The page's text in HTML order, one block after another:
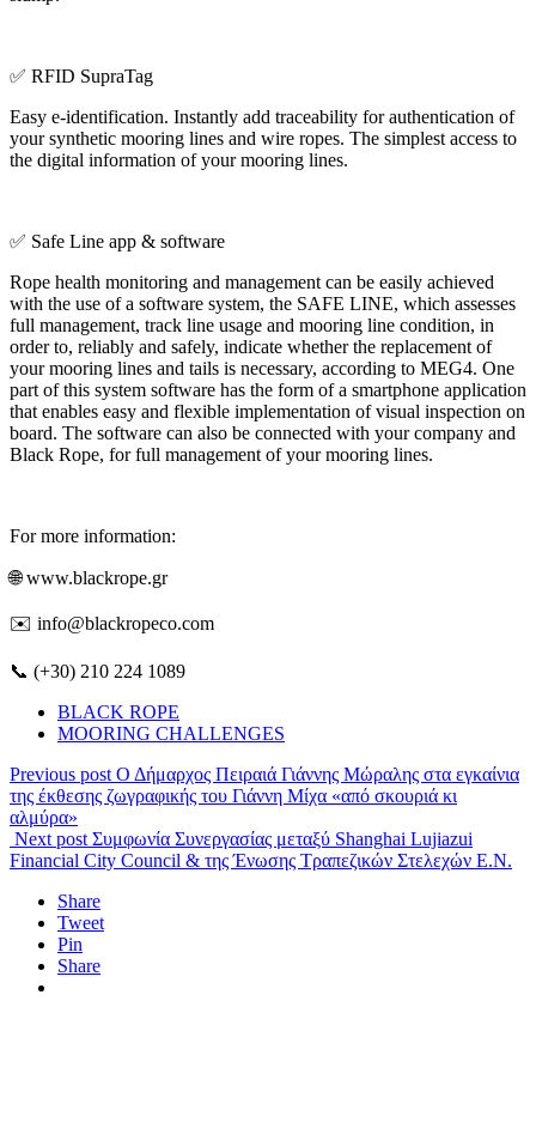
✅ RFID SupraTag
Easy e-identification. Instantly add traceability for authentication of
your synthetic mooring lines and wire ropes. The simplest access to
the digital information of your mooring lines.
✅ Safe Line app & software
Rope health monitoring and management can be easily achieved
with the use of a software system, the SAFE LINE, which assesses
full management, track line usage and mooring line condition, in
order to, reliably and safely, indicate whether the replacement of
your mooring lines and tails is necessary, according to MEG4. One
part of this system software has the form of a smartphone application
that enables easy and flexible implementation of visual inspection on
board. The software can also be connected with your company and
Black Rope, for full management of your mooring lines.
For more information:
🌐 www.blackrope.gr
✉️ info@blackropeco.com
📞 (+30) 210 224 1089
BLACK ROPE
MOORING CHALLENGES
Previous post Ο Δήμαρχος Πειραιά Γιάννης Μώραλης στα εγκαίνια
της έκθεσης ζωγραφικής του Γιάννη Μίχα «από σκουριά κι
αλμύρα»
Next post Συμφωνία Συνεργασίας μεταξύ Shanghai Lujiazui
Financial City Council & της Ένωσης Τραπεζικών Στελεχών Ε.Ν.
Share
Tweet
Pin
Share